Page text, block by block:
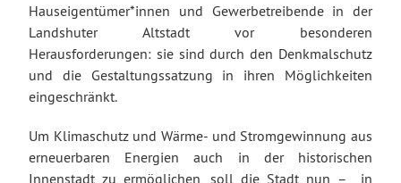
Hauseigentümer*innen und Gewerbe­treibende in der
Landshuter Altstadt vor besonderen
Herausforderungen: sie sind durch den Denkmalschutz
und die Gestaltungssatzung in ihren Möglichkeiten
eingeschränkt.
Um Klimaschutz und Wärme- und Stromgewinnung aus
erneuerbaren Energien auch in der historischen
Innenstadt zu ermöglichen, soll die Stadt nun – in